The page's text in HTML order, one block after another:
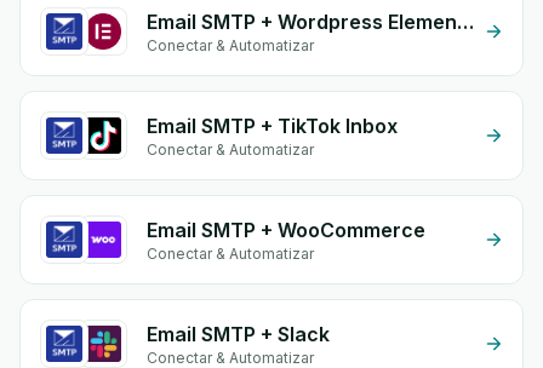
Email SMTP + Wordpress Elementor
Conectar & Automatizar
Email SMTP + TikTok Inbox
Conectar & Automatizar
Email SMTP + WooCommerce
Conectar & Automatizar
Email SMTP + Slack
Conectar & Automatizar